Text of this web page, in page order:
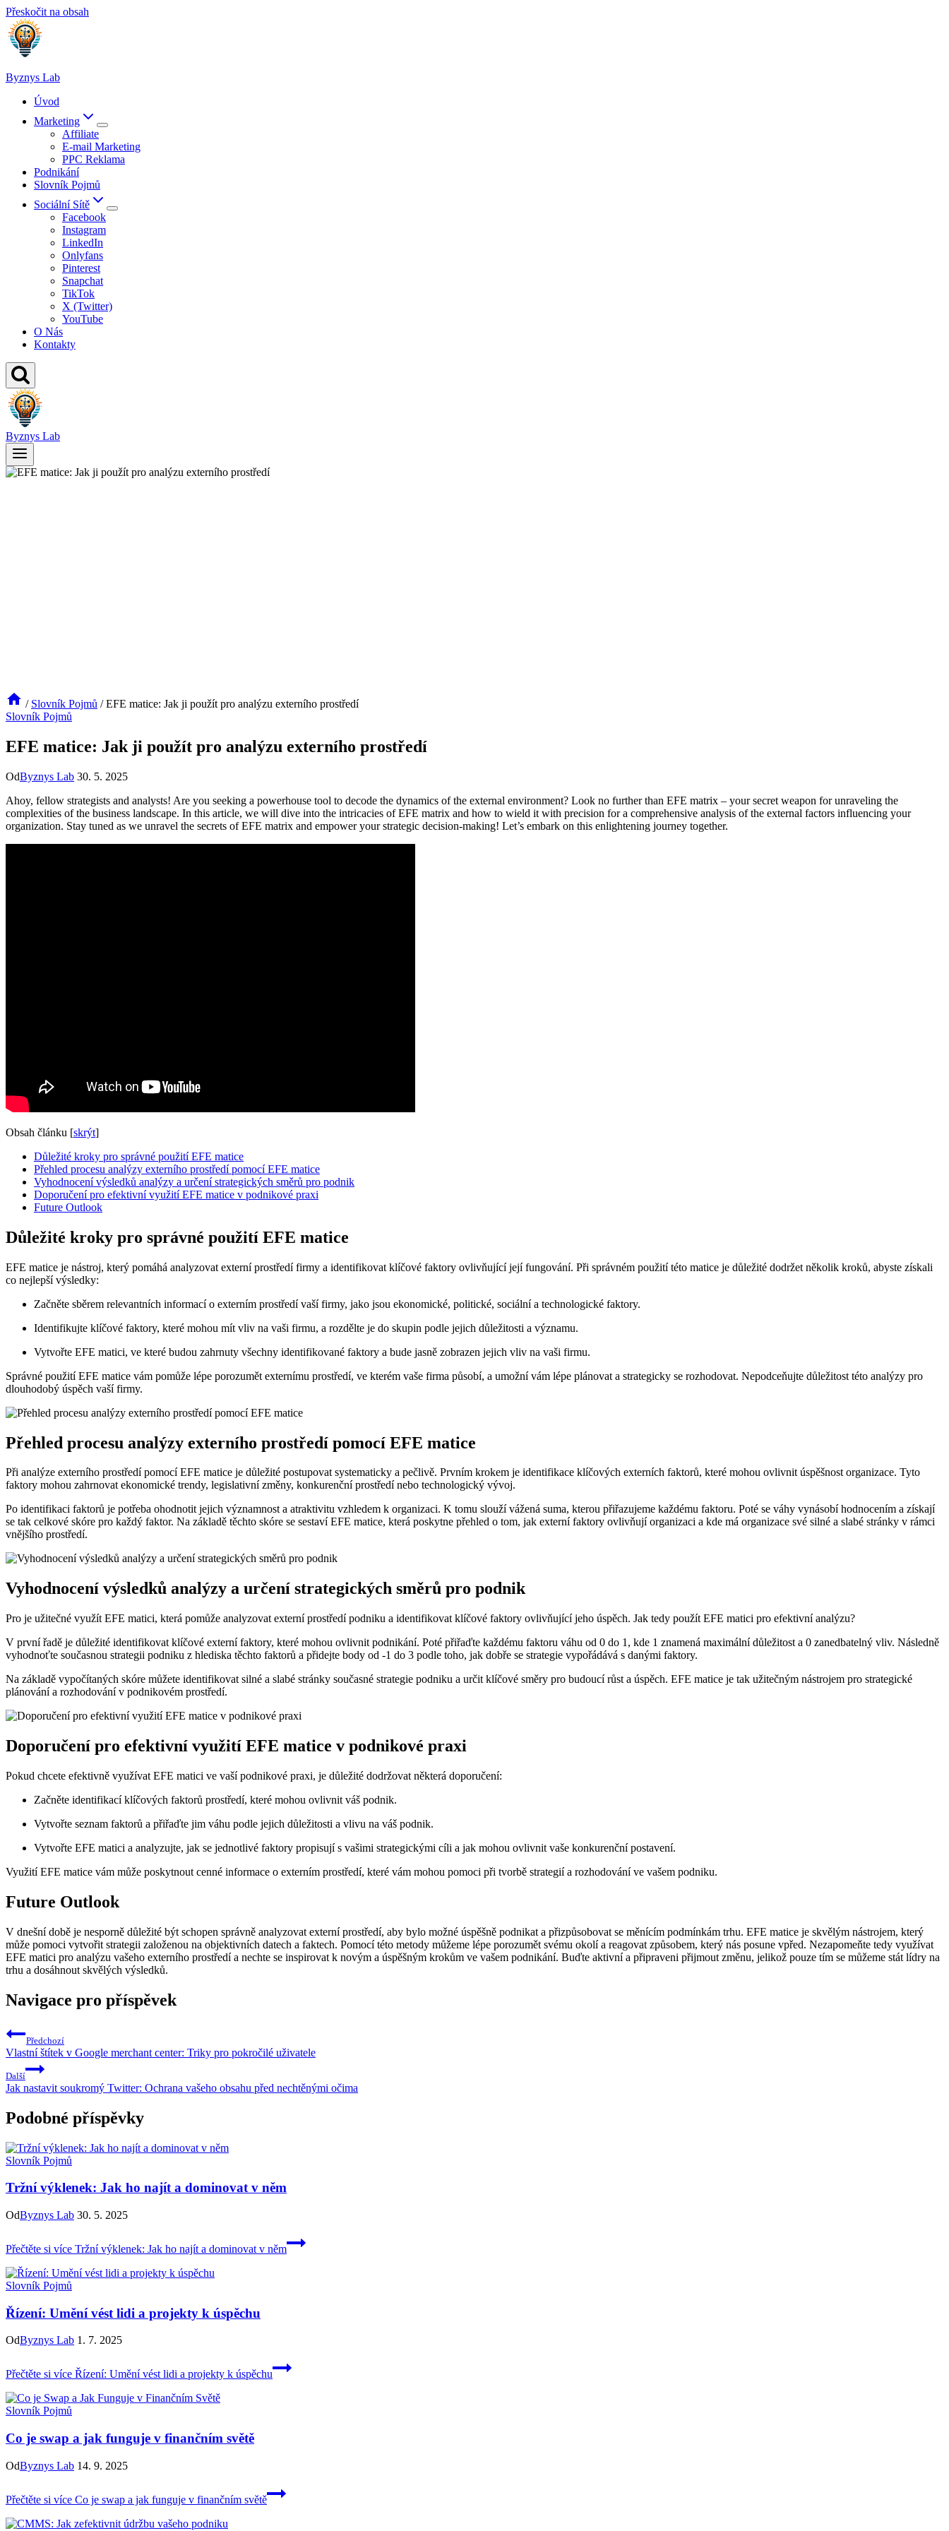
Přeskočit na obsah
Byznys Lab
Úvod
Marketing
Affiliate
E-mail Marketing
PPC Reklama
Podnikání
Slovník Pojmů
Sociální Sítě
Facebook
Instagram
LinkedIn
Onlyfans
Pinterest
Snapchat
TikTok
X (Twitter)
YouTube
O Nás
Kontakty
Byznys Lab
/ Slovník Pojmů / EFE matice: Jak ji použít pro analýzu externího prostředí
Slovník Pojmů
EFE matice: Jak ji použít pro analýzu externího prostředí
OdByznys Lab 30. 5. 2025
Ahoy, fellow strategists and analysts! Are you seeking a powerhouse tool to decode the dynamics of the external environment? Look no further than EFE matrix – your secret weapon for unraveling the
complexities of the business landscape. In this article, we will dive into the intricacies of EFE matrix and how to wield it with precision for a comprehensive analysis of the external factors influencing your
organization. Stay tuned as we unravel the secrets of EFE matrix and empower your strategic decision-making! Let’s embark on this enlightening journey together.
Obsah článku [skrýt]
Důležité kroky pro správné použití EFE matice
Přehled procesu analýzy externího prostředí pomocí EFE matice
Vyhodnocení výsledků analýzy a určení strategických směrů pro podnik
Doporučení pro efektivní využití EFE matice v podnikové praxi
Future Outlook
Důležité kroky pro správné použití EFE matice
EFE matice je nástroj, který pomáhá analyzovat externí prostředí firmy a identifikovat klíčové faktory ovlivňující její fungování. Při správném použití této matice je důležité dodržet několik kroků, abyste získali
co nejlepší výsledky:
Začněte sběrem relevantních informací o externím prostředí vaší firmy, jako jsou ekonomické, politické, sociální a technologické faktory.
Identifikujte klíčové faktory, které mohou mít vliv na vaši firmu, a rozdělte je do skupin podle jejich důležitosti a významu.
Vytvořte EFE matici, ve které budou zahrnuty všechny identifikované faktory a bude jasně zobrazen jejich vliv na vaši firmu.
Správné použití EFE matice vám pomůže lépe porozumět externímu prostředí, ve kterém vaše firma působí, a umožní vám lépe plánovat a strategicky se rozhodovat. Nepodceňujte důležitost této analýzy pro
dlouhodobý úspěch vaší firmy.
Přehled procesu analýzy externího prostředí pomocí EFE matice
Při analýze externího prostředí pomocí EFE matice je důležité postupovat systematicky a pečlivě. Prvním krokem je identifikace klíčových externích faktorů, které mohou ovlivnit úspěšnost organizace. Tyto
faktory mohou zahrnovat ekonomické trendy, legislativní změny, konkurenční prostředí nebo technologický vývoj.
Po identifikaci faktorů je potřeba ohodnotit jejich významnost a atraktivitu vzhledem k organizaci. K tomu slouží vážená suma, kterou přiřazujeme každému faktoru. Poté se váhy vynásobí hodnocením a získají
se tak celkové skóre pro každý faktor. Na základě těchto skóre se sestaví EFE matice, která poskytne přehled o tom, jak externí faktory ovlivňují organizaci a kde má organizace své silné a slabé stránky v rámci
vnějšího prostředí.
Vyhodnocení výsledků analýzy a určení strategických směrů pro podnik
Pro je užitečné využít EFE matici, která pomůže analyzovat externí prostředí podniku a identifikovat klíčové faktory ovlivňující jeho úspěch. Jak tedy použít EFE matici pro efektivní analýzu?
V první řadě je důležité identifikovat klíčové externí faktory, které mohou ovlivnit podnikání. Poté přiřaďte každému faktoru váhu od 0 do 1, kde 1 znamená maximální důležitost a 0 zanedbatelný vliv. Následně
vyhodnoťte současnou strategii podniku z hlediska těchto faktorů a přidejte body od -1 do 3 podle toho, jak dobře se strategie vypořádává s danými faktory.
Na základě vypočítaných skóre můžete identifikovat silné a slabé stránky současné strategie podniku a určit klíčové směry pro budoucí růst a úspěch. EFE matice je tak užitečným nástrojem pro strategické
plánování a rozhodování v podnikovém prostředí.
Doporučení pro efektivní využití EFE matice v podnikové praxi
Pokud chcete efektivně využívat EFE matici ve vaší podnikové praxi, je důležité dodržovat některá doporučení:
Začněte identifikací klíčových faktorů prostředí, které mohou ovlivnit váš podnik.
Vytvořte seznam faktorů a přiřaďte jim váhu podle jejich důležitosti a vlivu na váš podnik.
Vytvořte EFE matici a analyzujte, jak se jednotlivé faktory propisují s vašimi strategickými cíli a jak mohou ovlivnit vaše konkurenční postavení.
Využití EFE matice vám může poskytnout cenné informace o externím prostředí, které vám mohou pomoci při tvorbě strategií a rozhodování ve vašem podniku.
Future Outlook
V dnešní době je nesporně důležité být schopen správně analyzovat externí prostředí, aby bylo možné úspěšně podnikat a přizpůsobovat se měnícím podmínkám trhu. EFE matice je skvělým nástrojem, který
může pomoci vytvořit strategii založenou na objektivních datech a faktech. Pomocí této metody můžeme lépe porozumět svému okolí a reagovat způsobem, který nás posune vpřed. Nezapomeňte tedy využívat
EFE matici pro analýzu vašeho externího prostředí a nechte se inspirovat k novým a úspěšným krokům ve vašem podnikání. Buďte aktivní a připraveni přijmout změnu, jelikož pouze tím se můžeme stát lídry na
trhu a dosáhnout skvělých výsledků.
Navigace pro příspěvek
Předchozí
Vlastní štítek v Google merchant center: Triky pro pokročilé uživatele
Další
Jak nastavit soukromý Twitter: Ochrana vašeho obsahu před nechtěnými očima
Podobné příspěvky
Slovník Pojmů
Tržní výklenek: Jak ho najít a dominovat v něm
OdByznys Lab 30. 5. 2025
Přečtěte si více Tržní výklenek: Jak ho najít a dominovat v něm
Slovník Pojmů
Řízení: Umění vést lidi a projekty k úspěchu
OdByznys Lab 1. 7. 2025
Přečtěte si více Řízení: Umění vést lidi a projekty k úspěchu
Slovník Pojmů
Co je swap a jak funguje v finančním světě
OdByznys Lab 14. 9. 2025
Přečtěte si více Co je swap a jak funguje v finančním světě